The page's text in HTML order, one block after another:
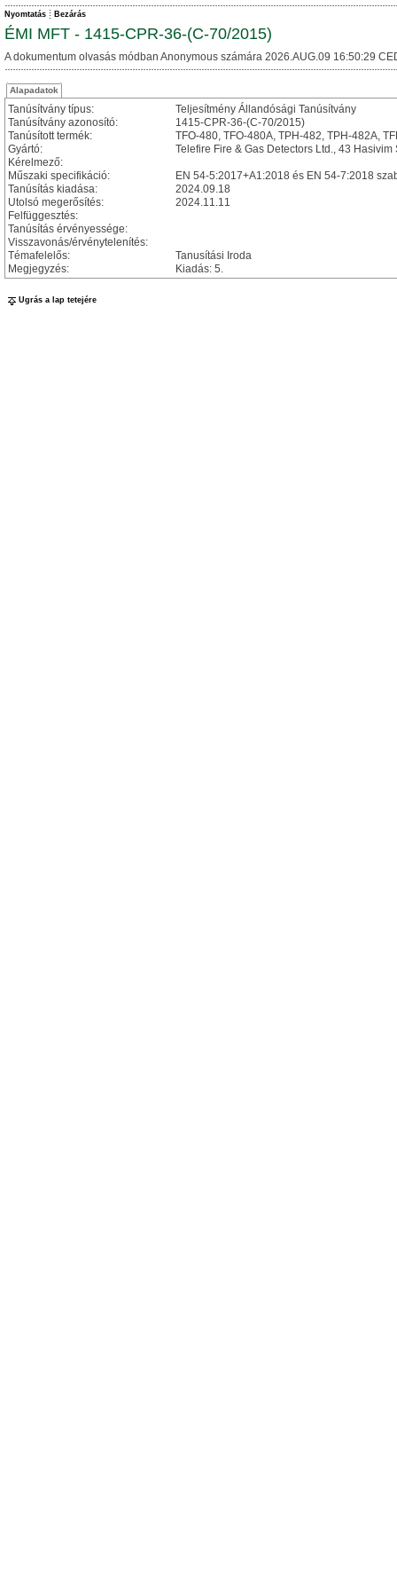
Nyomtatás Bezárás
ÉMI MFT - 1415-CPR-36-(C-70/2015)
A dokumentum olvasás módban Anonymous számára 2026.AUG.09 16:50:29
Alapadatok
Tanúsítvány típus:
Teljesítmény Állandósági Tanúsítvány
Tanúsítvány azonosító:
1415-CPR-36-(C-70/2015)
Tanúsított termék:
TFO-480, TFO-480A, TPH-482, TPH-482A,
Gyártó:
Telefire Fire & Gas Detectors Ltd., 43 Hasivim
Kérelmező:
Műszaki specifikáció:
EN 54-5:2017+A1:2018 és EN 54-7:2018
Tanúsítás kiadása:
2024.09.18
Utolsó megerősítés:
2024.11.11
Felfüggesztés:
Tanúsítás érvényessége:
Visszavonás/érvénytelenítés:
Témafelelős:
Tanusítási Iroda
Megjegyzés:
Kiadás: 5.
Ugrás a lap tetejére